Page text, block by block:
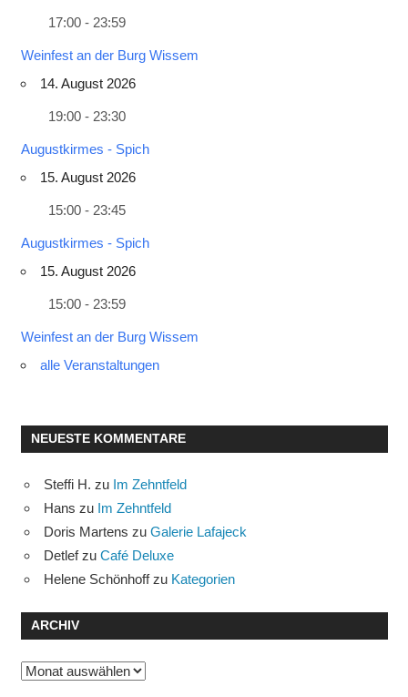
17:00 - 23:59
Weinfest an der Burg Wissem
14. August 2026
19:00 - 23:30
Augustkirmes - Spich
15. August 2026
15:00 - 23:45
Augustkirmes - Spich
15. August 2026
15:00 - 23:59
Weinfest an der Burg Wissem
alle Veranstaltungen
NEUESTE KOMMENTARE
Steffi H. zu Im Zehntfeld
Hans zu Im Zehntfeld
Doris Martens zu Galerie Lafajeck
Detlefzu Café Deluxe
Helene Schönhoffzu Kategorien
ARCHIV
Archiv